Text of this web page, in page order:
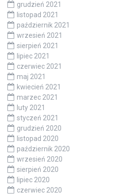
grudzień 2021
listopad 2021
październik 2021
wrzesień 2021
sierpień 2021
lipiec 2021
czerwiec 2021
maj 2021
kwiecień 2021
marzec 2021
luty 2021
styczeń 2021
grudzień 2020
listopad 2020
październik 2020
wrzesień 2020
sierpień 2020
lipiec 2020
czerwiec 2020